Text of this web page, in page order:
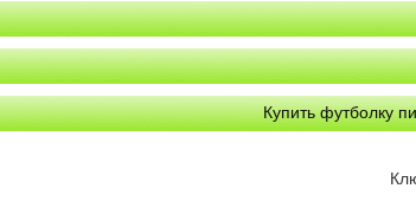
Купить футболку